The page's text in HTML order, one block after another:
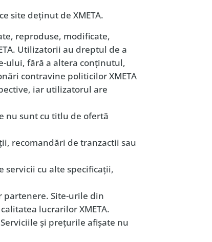
site deţinut de XMETA.
reproduse, modificate,
Utilizatorii au dreptul de a
ului, fără a altera conţinutul,
contravine politicilor XMETA
iar utilizatorul are
nu sunt cu titlu de ofertă
recomandări de tranzactii sau
servicii cu alte specificaţii,
partenere. Site-urile din
lucrarilor XMETA.
şi preţurile afişate nu